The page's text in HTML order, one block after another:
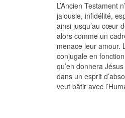
L’Ancien Testament
jalousie, infidélité,
ainsi jusqu’au cœur
alors comme un
menace leur amour.
conjugale en
qu’en donnera
dans un esprit
veut bâtir avec